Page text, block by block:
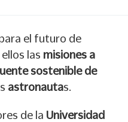
el futuro de
las misiones a
sostenible de
astronautas.
de la Universidad